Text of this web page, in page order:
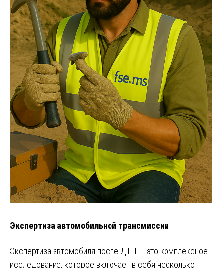
Экспертиза автомобильной трансмиссии
Экспертиза автомобиля после ДТП — это комплексное
исследование, которое включает в себя несколько